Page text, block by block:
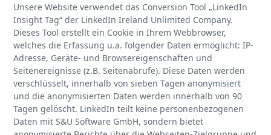
Unsere Website verwendet das Conversion Tool „LinkedIn
Insight Tag“ der LinkedIn Ireland Unlimited Company.
Dieses Tool erstellt ein Cookie in Ihrem Webbrowser,
welches die Erfassung u.a. folgender Daten ermöglicht: IP-
Adresse, Geräte- und Browsereigenschaften und
Seitenereignisse (z.B. Seitenabrufe). Diese Daten werden
verschlüsselt, innerhalb von sieben Tagen anonymisiert
und die anonymisierten Daten werden innerhalb von 90
Tagen gelöscht. LinkedIn teilt keine personenbezogenen
Daten mit S&U Software GmbH, sondern bietet